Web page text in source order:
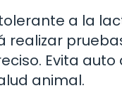
a la
realizar
Evita
animal.